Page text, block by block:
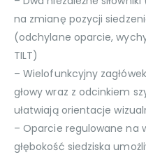
na zmianę pozycji
(odchylane oparcie,
TILT)
– Wielofunkcyjny
głowy wraz z odcinkiem
ułatwiają orientacje
– Oparcie regulowane na
głębokość siedziska